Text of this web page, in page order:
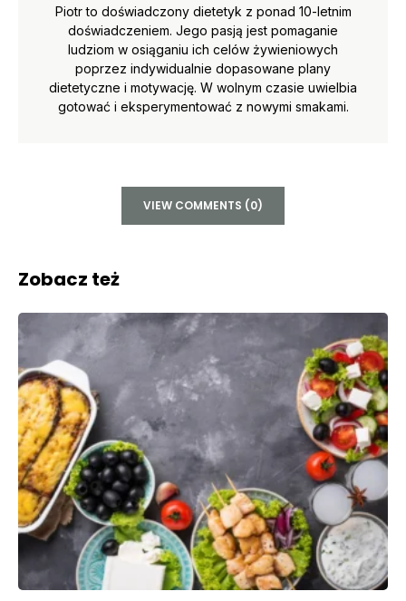
Piotr to doświadczony dietetyk z ponad 10-letnim
doświadczeniem. Jego pasją jest pomaganie
ludziom w osiąganiu ich celów żywieniowych
poprzez indywidualnie dopasowane plany
dietetyczne i motywację. W wolnym czasie uwielbia
gotować i eksperymentować z nowymi smakami.
VIEW COMMENTS (0)
Zobacz też